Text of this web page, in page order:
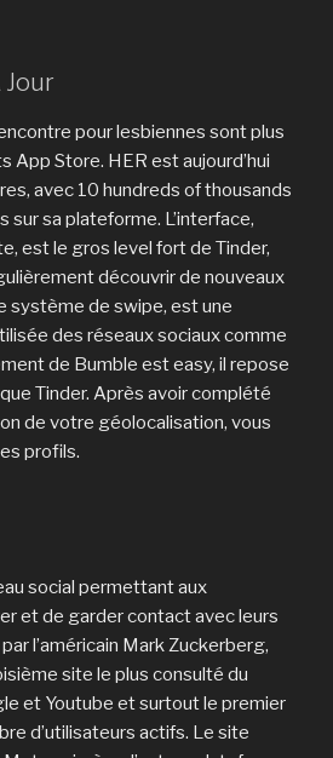
Jour
pour lesbiennes sont plus
App Store. HER est aujourd’hui
avec 10 hundreds of thousands
sur sa plateforme. L’interface,
est le gros level fort de Tinder,
découvrir de nouveaux
système de swipe, est une
des réseaux sociaux comme
de Bumble est easy, il repose
Tinder. Après avoir complété
de votre géolocalisation, vous
profils.
social permettant aux
et de garder contact avec leurs
l’américain Mark Zuckerberg,
site le plus consulté du
et Youtube et surtout le premier
d’utilisateurs actifs. Le site